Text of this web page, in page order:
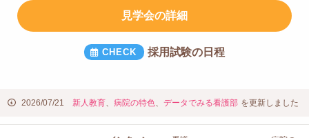
見学会の詳細
採用試験の日程
2026/07/21 新人教育、 病院の特色、 データでみる看護部 を更新しました